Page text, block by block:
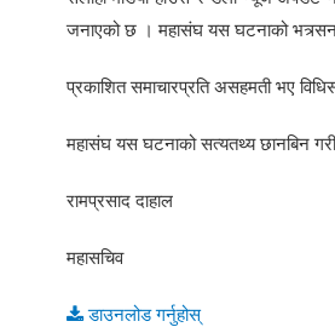
जनाएको छ । महासंघ यस घटनाको
प्रकाशित समाचारप्रति असहमती भए
महासंघ यस घटनाको सत्यतथ्य छानबिन गरी
रामप्रसाद दाहाल
महासचिव
डाउनलोड गर्नुहोस्